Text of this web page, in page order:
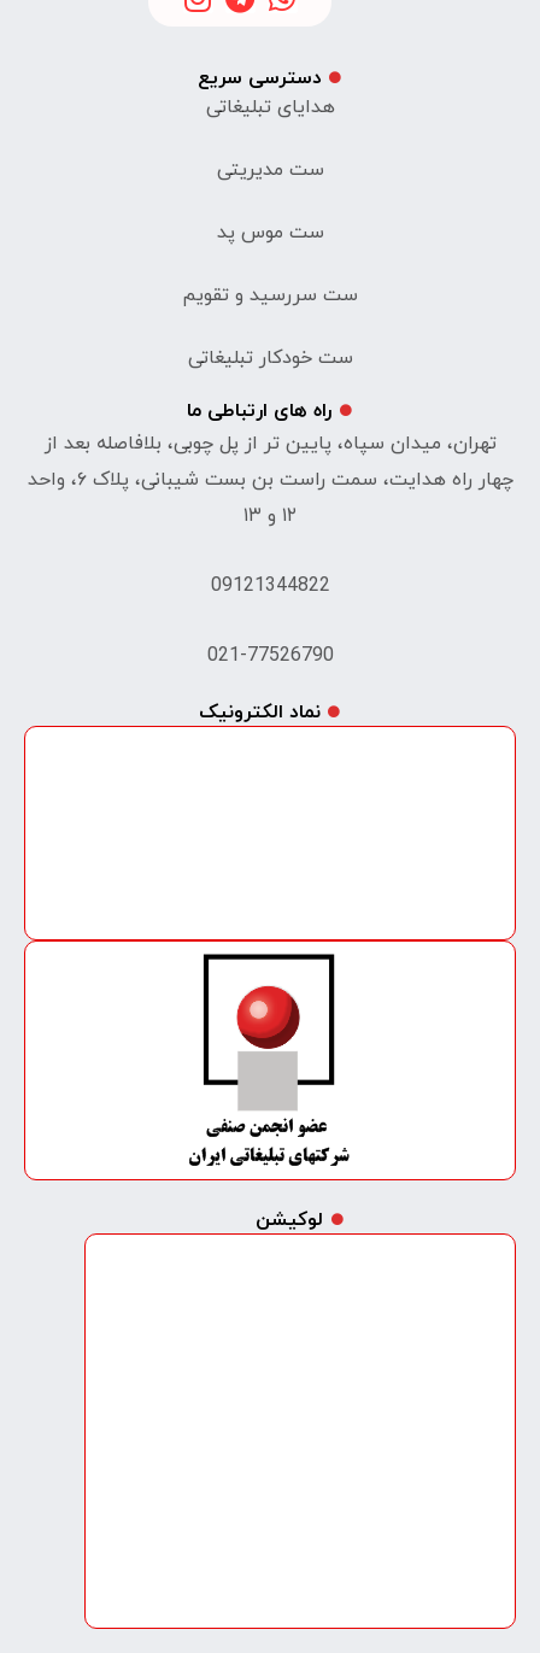
دسترسی سریع
هدایای تبلیغاتی
ست مدیریتی
ست موس پد
ست سررسید و تقویم
ست خودکار تبلیغاتی
راه های ارتباطی ما
تهران، میدان سپاه، پایین تر از پل چوبی، بلافاصله بعد از
چهار راه هدایت، سمت راست بن بست شیبانی، پلاک ۶، واحد
۱۲ و ۱۳
09121344822
021-77526790
نماد الکترونیک
لوکیشن